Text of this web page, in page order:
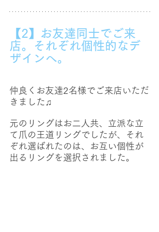
【2】お友達同士でご来
店。それぞれ個性的なデ
ザインへ。
仲良くお友達2名様でご来店いただ
きました♫
元のリングはお二人共、立派な立
て爪の王道リングでしたが、それ
ぞれ選ばれたのは、お互い個性が
出るリングを選択されました。